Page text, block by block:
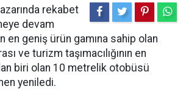
rekabet
devam
en geniş ürün gamına sahip olan
ve turizm taşımacılığının en
biri olan 10 metrelik otobüsü
yeniledi.